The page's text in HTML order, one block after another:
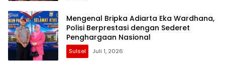
Mengenal Bripka Adiarta Eka Wardhana,
Polisi Berprestasi dengan Sederet
Penghargaan Nasional
Sulsel Juli 1, 2026